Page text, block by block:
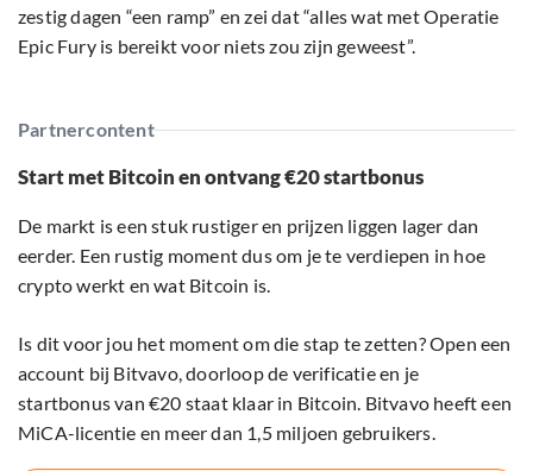
zestig dagen “een ramp” en zei dat “alles wat met Operatie
Epic Fury is bereikt voor niets zou zijn geweest”.
Partnercontent
Start met Bitcoin en ontvang €20 startbonus
De markt is een stuk rustiger en prijzen liggen lager dan
eerder. Een rustig moment dus om je te verdiepen in hoe
crypto werkt en wat Bitcoin is.
Is dit voor jou het moment om die stap te zetten? Open een
account bij Bitvavo, doorloop de verificatie en je
startbonus van €20 staat klaar in Bitcoin. Bitvavo heeft een
MiCA-licentie en meer dan 1,5 miljoen gebruikers.